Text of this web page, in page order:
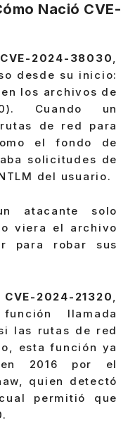
Nació CVE-
CVE-2024-38030
desde su inicio:
los archivos de
Cuando un
de red para
el fondo de
solicitudes de
del usuario.
atacante solo
viera el archivo
para robar sus
CVE-2024-21320
llamada
las rutas de red
esta función ya
2016 por el
quien detectó
permitió que